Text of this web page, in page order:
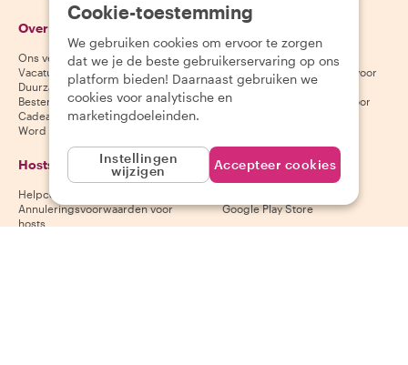
Over Withlocals
Ons verhaal
Vacatures
Duurzaamheid
Bestemmingen
Cadeaubonnen
Word partner
Gasten
Helpcentrum voor gasten
Annuleringsvoorwaarden voor
gasten
Algemene voorwaarden voor
Hosts
Helpcentrum voor hosts
Annuleringsvoorwaarden voor
hosts
Download onze app
Google Play Store
Cookie-toestemming
We gebruiken cookies om ervoor te zorgen
dat we je de beste gebruikerservaring op ons
platform bieden! Daarnaast gebruiken we
cookies voor analytische en
marketingdoeleinden.
Instellingen
wijzigen
Accepteer cookies